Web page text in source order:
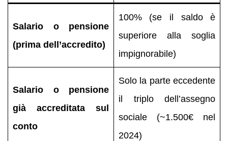
Salario o pensione
(prima dell’accredito)
100% (se il saldo è
superiore alla soglia
impignorabile)
Salario o pensione
già accreditata sul
conto
Solo la parte eccedente
il triplo dell’assegno
sociale (~1.500€ nel
2024)